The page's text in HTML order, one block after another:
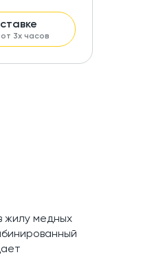
3х часов
жилу медных